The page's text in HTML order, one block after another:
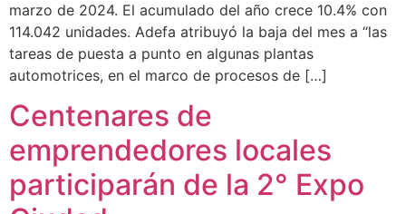
marzo de 2024. El acumulado del año crece 10.4% con
114.042 unidades. Adefa atribuyó la baja del mes a “las
tareas de puesta a punto en algunas plantas
automotrices, en el marco de procesos de […]
Centenares de
emprendedores locales
participarán de la 2° Expo